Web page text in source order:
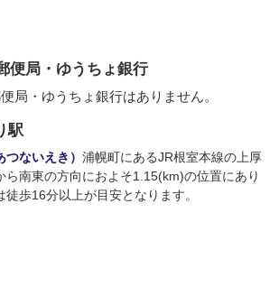
便局・ゆうちょ銀行
局・ゆうちょ銀行はありません。
駅
ないえき） 浦幌町にあるJR根室本線の上厚
ら南東の方向におよそ1.15(km)の位置にあり
徒歩16分以上が目安となります。